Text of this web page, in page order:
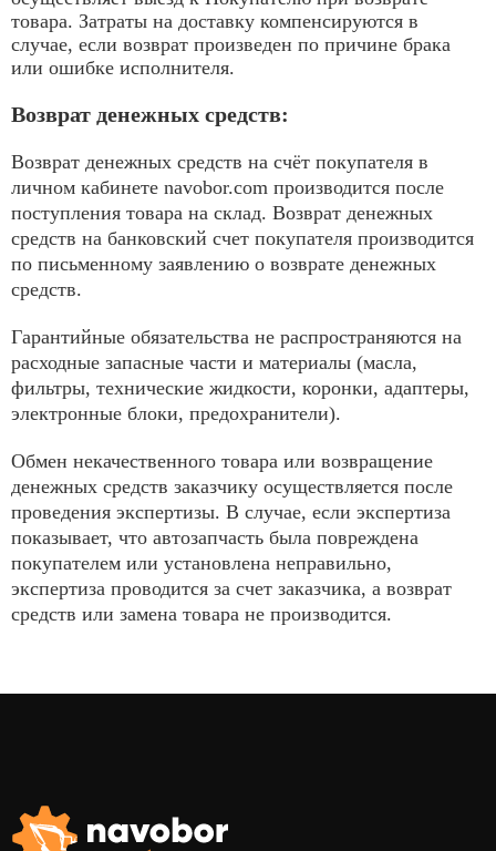
товара. Затраты на доставку компенсируются в
случае, если возврат произведен по причине брака
или ошибке исполнителя.
Возврат денежных средств:
Возврат денежных средств на счёт покупателя в
личном кабинете navobor.com производится после
поступления товара на склад. Возврат денежных
средств на банковский счет покупателя производится
по письменному заявлению о возврате денежных
средств.
Гарантийные обязательства не распространяются на
расходные запасные части и материалы (масла,
фильтры, технические жидкости, коронки, адаптеры,
электронные блоки, предохранители).
Обмен некачественного товара или возвращение
денежных средств заказчику осуществляется после
проведения экспертизы. В случае, если экспертиза
показывает, что автозапчасть была повреждена
покупателем или установлена неправильно,
экспертиза проводится за счет заказчика, а возврат
средств или замена товара не производится.